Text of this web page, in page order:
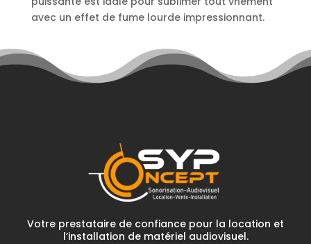
avec un effet de fume lourde impressionnant.
Votre prestataire de confiance pour la location et
l’installation de matériel audiovisuel.